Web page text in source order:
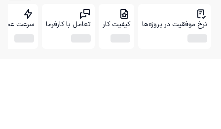
نرخ موفقیت در پروژه‌ها کیفیت کار تعامل با کارفرما سرعت عمل